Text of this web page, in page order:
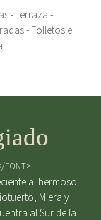
- Terraza -
- Folletos e
al hermoso
Miera y
al Sur de la